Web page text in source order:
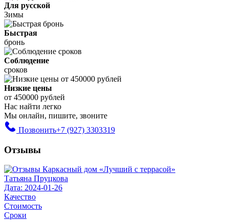
Для русской
Зимы
Быстрая
бронь
Соблюдение
сроков
Низкие цены
от 450000 рублей
Нас найти легко
Мы онлайн, пишите, звоните
Позвонить+7 (927) 3303319
Отзывы
Татьяна Пруцкова
Дата: 2024-01-26
Качество
Стоимость
Сроки